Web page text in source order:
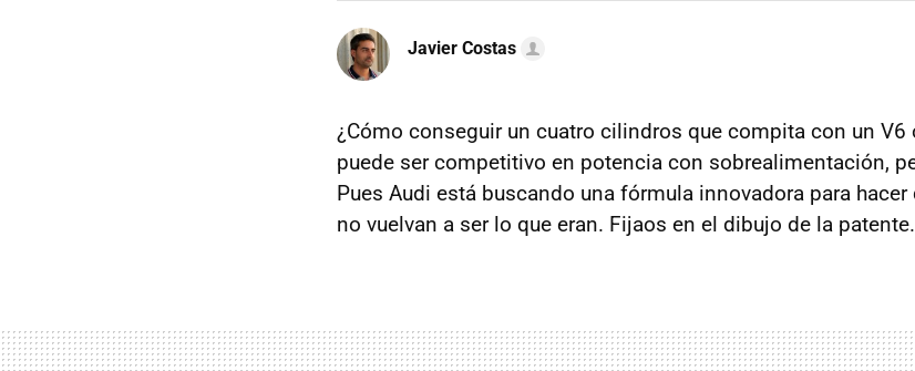
Javier Costas
¿Cómo conseguir un cuatro cilindros que compita con un V6
puede ser competitivo en potencia con sobrealimentación,
Pues Audi está buscando una fórmula innovadora para hacer
no vuelvan a ser lo que eran. Fijaos en el dibujo de la patente.